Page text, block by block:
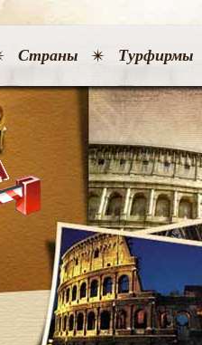
Страны Турфирмы